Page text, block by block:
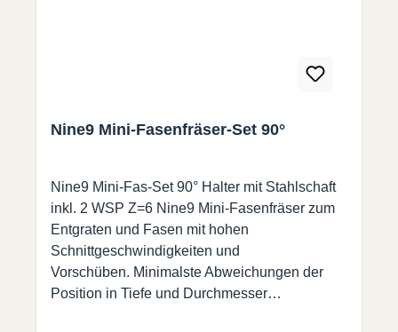
Nine9 Mini-Fasenfräser-Set 90°
Nine9 Mini-Fas-Set 90° Halter mit Stahlschaft
inkl. 2 WSP Z=6 Nine9 Mini-Fasenfräser zum
Entgraten und Fasen mit hohen
Schnittgeschwindigkeiten und
Vorschüben. Minimalste Abweichungen der
Position in Tiefe und Durchmesser